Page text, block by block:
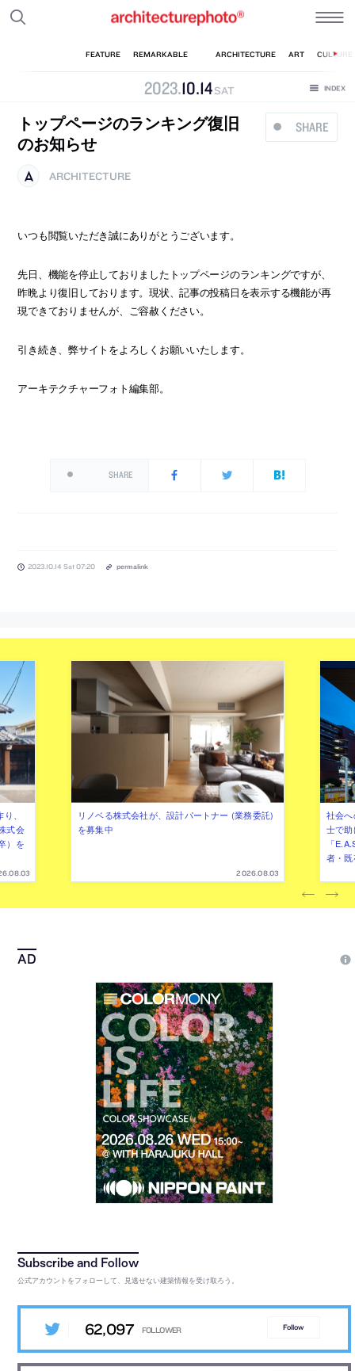
2023.10.14 SAT
SHARE
トップページのランキング復旧
のお知らせ
ARCHITECTURE
いつも閲覧いただき誠にありがとうございます。
先日、機能を停止しておりましたトップページのランキングですが、
昨晩より復旧しております。現状、記事の投稿日を表示する機能が再
現できておりませんが、ご容赦ください。
引き続き、弊サイトをよろしくお願いいたします。
アーキテクチャーフォト編集部。
SHARE
2023.10.14 Sat 07:20 permalink
、
式会
）を
リノベる株式会社が、設計パートナー (業務委託)
を募集中
2026.08.03
社会
士で
「
者・
公式アカウントをフォローして、見逃せない建築情報を受け取ろう。
62,097 Follow